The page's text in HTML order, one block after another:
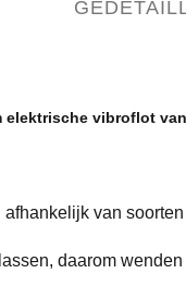
elektrische vibroflot
van
daarom